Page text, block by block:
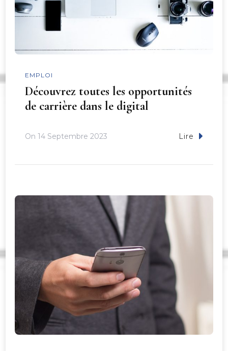
EMPLOI
Découvrez toutes les opportunités
de carrière dans le digital
On 14 Septembre 2023 Lire